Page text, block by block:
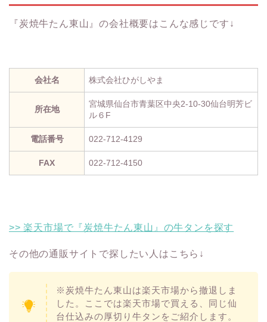
『炭焼牛たん東山』の会社概要はこんな感じです↓
会社名 株式会社ひがしやま
所在地
宮城県仙台市青葉区中央2-10-30仙台明芳ビ
ル６F
電話番号 022-712-4129
FAX 022-712-4150
>> 楽天市場で『炭焼牛たん東山』の牛タンを探す
その他の通販サイトで探したい人はこちら↓
※炭焼牛たん東山は楽天市場から撤退しま
した。ここでは楽天市場で買える、同じ仙
台仕込みの厚切り牛タンをご紹介します。